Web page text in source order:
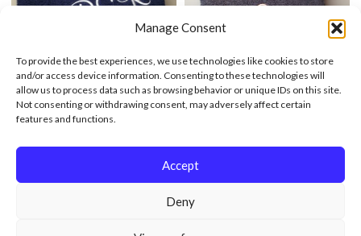
Manage Consent
To provide the best experiences, we use technologies like cookies to store
and/or access device information. Consenting to these technologies will
allow us to process data such as browsing behavior or unique IDs on this site.
Not consenting or withdrawing consent, may adversely affect certain
features and functions.
Accept
Deny
Haftowanym Dowolnym
Haftowanym Dowolnym
Napisem-70 X 140 Cm
69,99